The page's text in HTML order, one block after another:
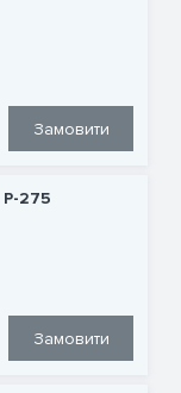
Замовити
275
Замовити